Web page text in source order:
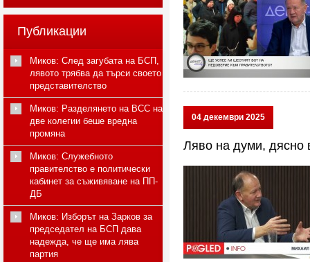
04 декември 2025
Ляво на думи, дясно
Публикации
Миков: След загубата на БСП,
лявото трябва да търси своето
представителство
Миков: Разделянето на ВСС на
две колегии беше вредна
промяна
Миков: Служебното
правителство е политически
кабинет за съживяване на ПП-
ДБ
Миков: Изборът на Зарков за
председател на БСП дава
надежда, че ще има лява
партия